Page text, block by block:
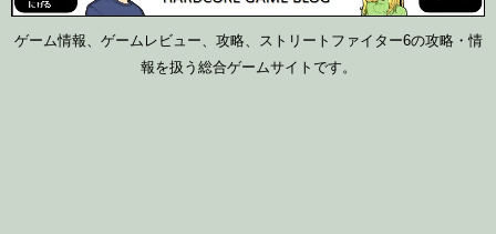
ゲーム情報、ゲームレビュー、攻略、ストリートファイター6の攻略・情
報を扱う総合ゲームサイトです。